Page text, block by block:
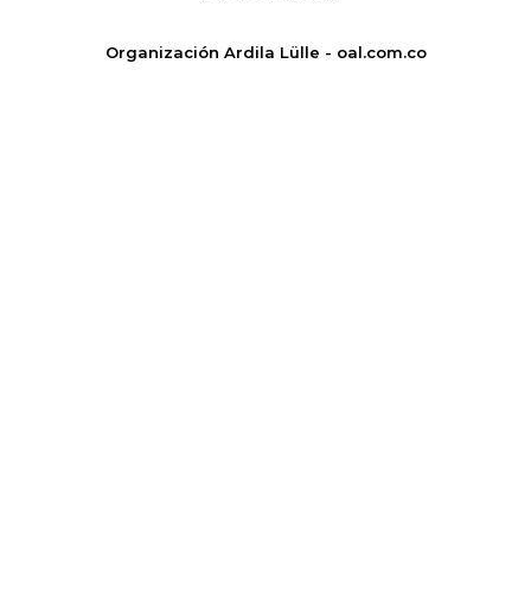
Organización Ardila Lülle - oal.com.co